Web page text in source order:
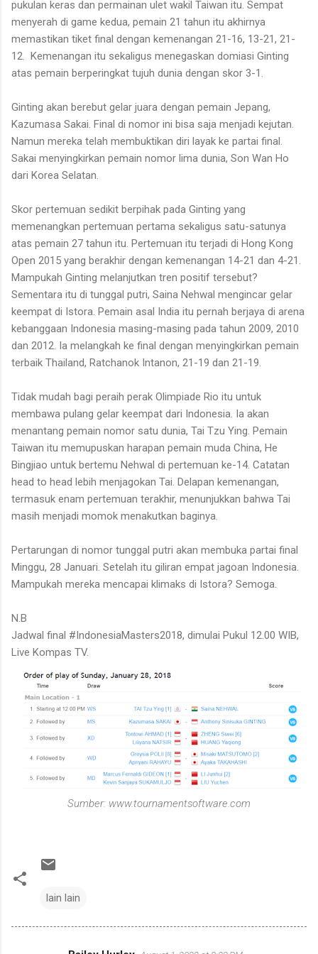
pukulan keras dan permainan ulet wakil Taiwan itu. Sempat
menyerah di game kedua, pemain 21 tahun itu akhirnya
memastikan tiket final dengan kemenangan 21-16, 13-21, 21-
12. Kemenangan itu sekaligus menegaskan domiasi Ginting
atas pemain berperingkat tujuh dunia dengan skor 3-1.
Ginting akan berebut gelar juara dengan pemain Jepang,
Kazumasa Sakai. Final di nomor ini bisa saja menjadi kejutan.
Namun mereka telah membuktikan diri layak ke partai final.
Sakai menyingkirkan pemain nomor lima dunia, Son Wan Ho
dari Korea Selatan.
Skor pertemuan sedikit berpihak pada Ginting yang
memenangkan pertemuan pertama sekaligus satu-satunya
atas pemain 27 tahun itu. Pertemuan itu terjadi di Hong Kong
Open 2015 yang berakhir dengan kemenangan 14-21 dan 4-21.
Mampukah Ginting melanjutkan tren positif tersebut?
Sementara itu di tunggal putri, Saina Nehwal mengincar gelar
keempat di Istora. Pemain asal India itu pernah berjaya di arena
kebanggaan Indonesia masing-masing pada tahun 2009, 2010
dan 2012. Ia melangkah ke final dengan menyingkirkan pemain
terbaik Thailand, Ratchanok Intanon, 21-19 dan 21-19.
Tidak mudah bagi peraih perak Olimpiade Rio itu untuk
membawa pulang gelar keempat dari Indonesia. Ia akan
menantang pemain nomor satu dunia, Tai Tzu Ying. Pemain
Taiwan itu memupuskan harapan pemain muda China, He
Bingjiao untuk bertemu Nehwal di pertemuan ke-14. Catatan
head to head lebih menjagokan Tai. Delapan kemenangan,
termasuk enam pertemuan terakhir, menunjukkan bahwa Tai
masih menjadi momok menakutkan baginya.
Pertarungan di nomor tunggal putri akan membuka partai final
Minggu, 28 Januari. Setelah itu giliran empat jagoan Indonesia.
Mampukah mereka mencapai klimaks di Istora? Semoga.
N.B
Jadwal final #IndonesiaMasters2018, dimulai Pukul 12.00 WIB,
Live Kompas TV.
Sumber: www.tournamentsoftware.com
lain lain